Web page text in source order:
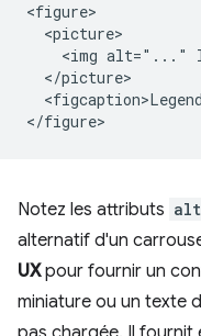
<figure>
  <picture>
<img alt="..."
  </picture>
Notez les attributs alt
alternatif d'un
UXpour fournir un
miniature ou un texte